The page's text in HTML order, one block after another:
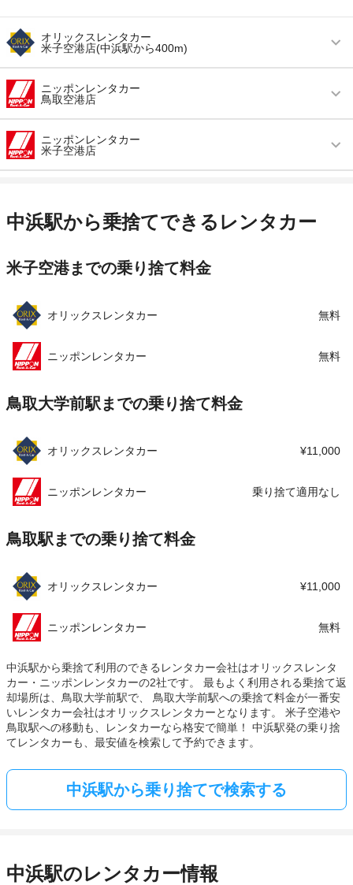
オリックスレンタカー
米子空港店(中浜駅から400m)
営業時間 毎日 08:00 ～ 18:00
アクセス
米子空港(米子鬼太郎空港)より無料送迎車で約2
分
住所 境港市小篠津町２２
この店舗でレンタカーを探す
ニッポンレンタカー
鳥取空港店
営業時間 毎日 08:00 ～ 19:00
アクセス 鳥取空港より徒歩で約0分（送迎なし）
店舗詳細 店舗詳細ページはこちら
ニッポンレンタカー
米子空港店
アクセス
米子空港(米子鬼太郎空港)より無料送迎車で約10
分
この店舗でレンタカーを探す
中浜駅から乗捨てできるレンタカー
米子空港までの乗り捨て料金
オリックスレンタカー 無料
ニッポンレンタカー 無料
鳥取大学前駅までの乗り捨て料金
オリックスレンタカー ¥11,000
ニッポンレンタカー 乗り捨て適用なし
鳥取駅までの乗り捨て料金
オリックスレンタカー ¥11,000
ニッポンレンタカー 無料
中浜駅から乗捨て利用のできるレンタカー会社はオリックスレンタ
カー・ニッポンレンタカーの2社です。 最もよく利用される乗捨て返
却場所は、鳥取大学前駅で、 鳥取大学前駅への乗捨て料金が一番安
いレンタカー会社はオリックスレンタカーとなります。 米子空港や
鳥取駅への移動も、レンタカーなら格安で簡単！ 中浜駅発の乗り捨
てレンタカーも、最安値を検索して予約できます。
中浜駅から乗り捨てで検索する
中浜駅のレンタカー情報